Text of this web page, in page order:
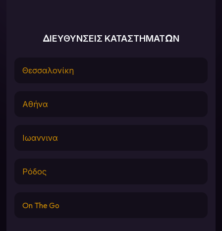
ΔΙΕΥΘΥΝΣΕΙΣ ΚΑΤΑΣΤΗΜΑΤΩΝ
Θεσσαλονίκη
Αθήνα
Ιωαννινα
Ρόδος
On The Go